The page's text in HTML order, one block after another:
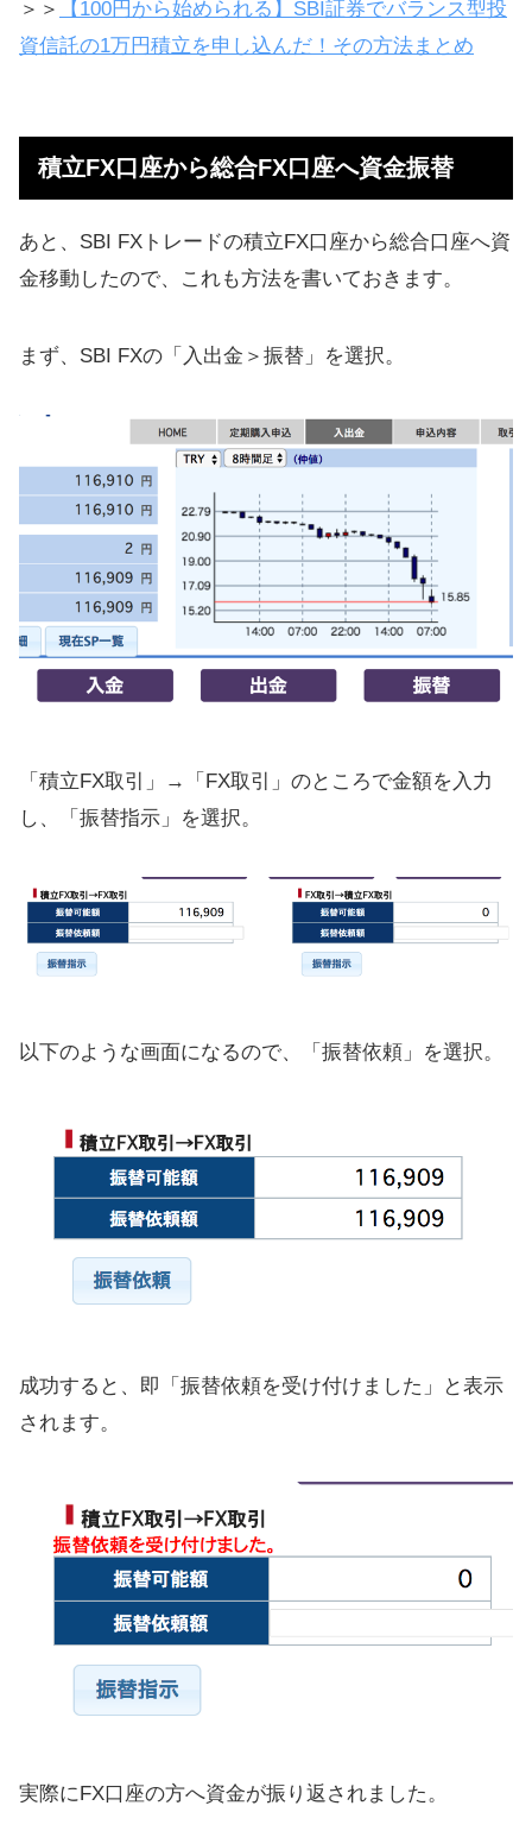
＞＞
【100円から始められる】SBI証券でバランス型投
資信託の1万円積立を申し込んだ！その方法まとめ
積立FX口座から総合FX口座へ資金振替
あと、SBI FXトレードの積立FX口座から総合口座へ資
金移動したので、これも方法を書いておきます。
まず、SBI FXの「入出金＞振替」を選択。
「積立FX取引」→「FX取引」のところで金額を入力
し、「振替指示」を選択。
以下のような画面になるので、「振替依頼」を選択。
成功すると、即「振替依頼を受け付けました」と表示
されます。
実際にFX口座の方へ資金が振り返されました。